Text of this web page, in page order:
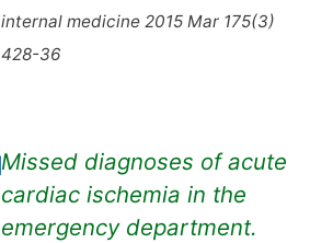
internal medicine 2015 Mar 175(3)
428-36
Missed diagnoses of acute
cardiac ischemia in the
emergency department.